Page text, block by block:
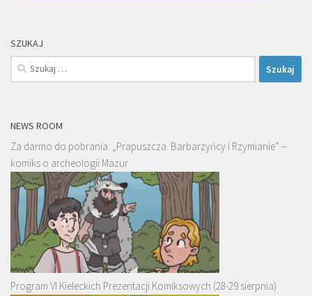
SZUKAJ
Szukaj:
NEWS ROOM
Za darmo do pobrania: „Prapuszcza. Barbarzyńcy i Rzymianie” –
komiks o archeologii Mazur
Program VI Kieleckich Prezentacji Komiksowych (28-29 sierpnia)